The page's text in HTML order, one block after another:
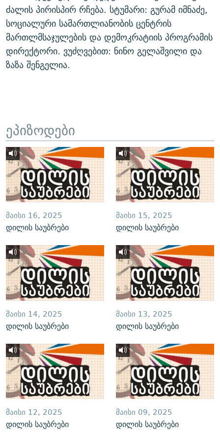
ძალის პირისპირ რჩება. სტუმარი: გურამ იმნაძე,
სოციალური სამართლიანობის ცენტრის
მართლმსაჯულების და დემოკრატიის პროგრამის
დირექტორი. ვუძღვებით: ნინო გელაშვილი და
ზაზა შენგელია.
ეპიზოდები
ᲛᲐᲘᲡᲘ 16, 2025
დილის საუბრები
ᲛᲐᲘᲡᲘ 15, 2025
დილის საუბრები
ᲛᲐᲘᲡᲘ 14, 2025
დილის საუბრები
ᲛᲐᲘᲡᲘ 13, 2025
დილის საუბრები
ᲛᲐᲘᲡᲘ 12, 2025
დილის საუბრები
ᲛᲐᲘᲡᲘ 09, 2025
დილის საუბრები